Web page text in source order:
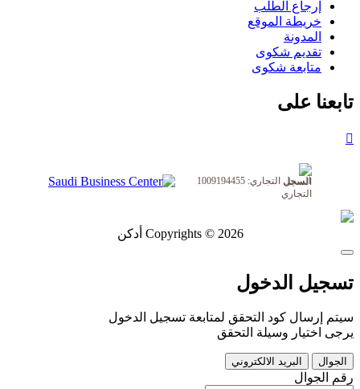
إرجاع الطلب
خريطة الموقع
المدونة
تقديم شكوى
متابعة شكوى
تابعنا على
السجل التجاري: 1009194455
Copyrights © 2026 أدكن
تسجيل الدخول
سيتم إرسال كود التحقق لمتابعة تسجيل الدخول
يرجى اختيار وسيلة التحقق
الجوال البريد الالكتروني
رقم الجوال